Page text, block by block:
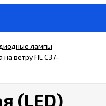
лампы
ветру FIL C37-
(LED)